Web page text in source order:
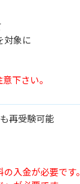
対象に
下さい。
再受験可能
入金が必要です。